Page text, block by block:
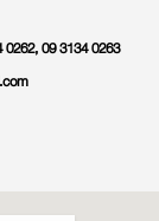
09 3134 0263